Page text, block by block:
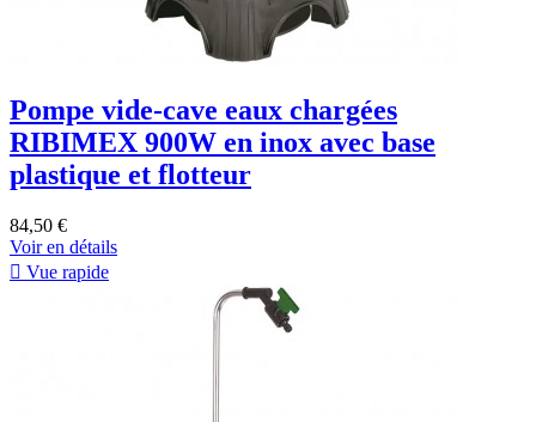
Pompe vide-cave eaux chargées
RIBIMEX 900W en inox avec base
plastique et flotteur
84,50 €
Voir en détails
 Vue rapide